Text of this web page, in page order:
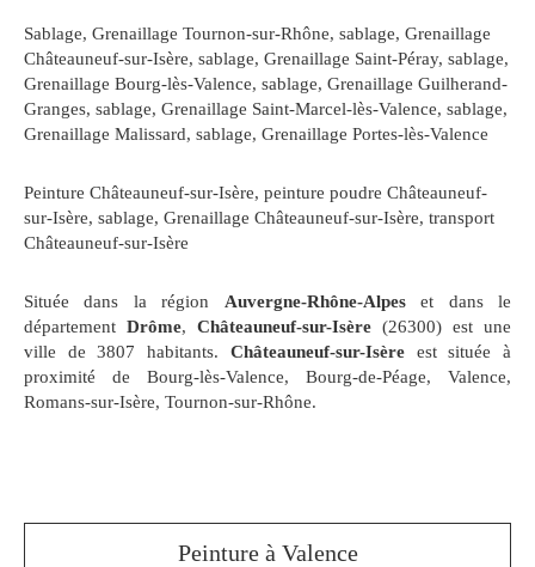
Sablage, Grenaillage Tournon-sur-Rhône, sablage, Grenaillage
Châteauneuf-sur-Isère, sablage, Grenaillage Saint-Péray, sablage,
Grenaillage Bourg-lès-Valence, sablage, Grenaillage Guilherand-
Granges, sablage, Grenaillage Saint-Marcel-lès-Valence, sablage,
Grenaillage Malissard, sablage, Grenaillage Portes-lès-Valence
Peinture Châteauneuf-sur-Isère, peinture poudre Châteauneuf-
sur-Isère, sablage, Grenaillage Châteauneuf-sur-Isère, transport
Châteauneuf-sur-Isère
Située dans la région Auvergne-Rhône-Alpeset dans le
département Drôme, Châteauneuf-sur-Isère (26300) est une
ville de 3807 habitants. Châteauneuf-sur-Isèreest située à
proximité de Bourg-lès-Valence, Bourg-de-Péage, Valence,
Romans-sur-Isère, Tournon-sur-Rhône.
Peinture à Valence